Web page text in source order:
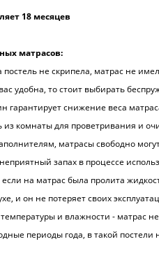
18 месяцев
матрасов:
не скрипела, матрас не
удобна, то стоит выбирать
гарантирует снижение веса
из комнаты для проветривания и
матрасы свободно
запах в процессе
на матрас была пролита
и он не потеряет своих
и влажности - матрас
периоды года, в такой постели